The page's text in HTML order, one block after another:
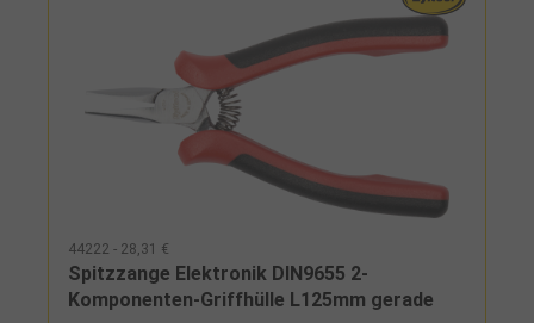
44222 - 28,31 €
Spitzzange Elektronik DIN9655 2-
Komponenten-Griffhülle L125mm gerade